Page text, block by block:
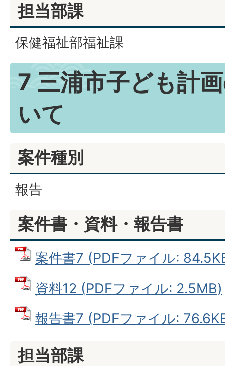
担当部課
保健福祉部福祉課
7 三浦市子ども計
いて
案件種別
報告
案件書・資料・報告書
案件書7 (PDFファイル:
資料12 (PDFファイル: 2.5MB)
報告書7 (PDFファイル:
担当部課